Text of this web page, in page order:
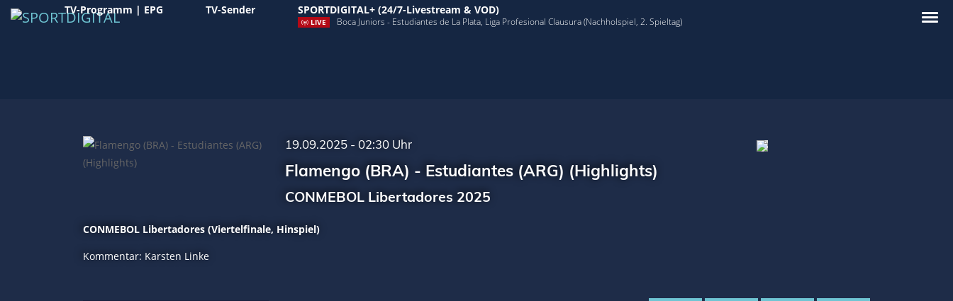
TV-Programm | EPG TV-Sender SPORTDIGITAL+ (24/7-Livestream & VOD)
LIVE Boca Juniors - Estudiantes de La Plata, Liga Profesional Clausura (Nachholspiel, 2. Spieltag)
19.09.2025 - 02:30 Uhr
Flamengo (BRA) - Estudiantes (ARG) (Highlights)
CONMEBOL Libertadores 2025
CONMEBOL Libertadores (Viertelfinale, Hinspiel)
Kommentar: Karsten Linke